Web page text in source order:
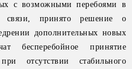
с возможными перебоями в
связи, принято решение о
дополнительных новых
бесперебойное принятие
отсутствии стабильного